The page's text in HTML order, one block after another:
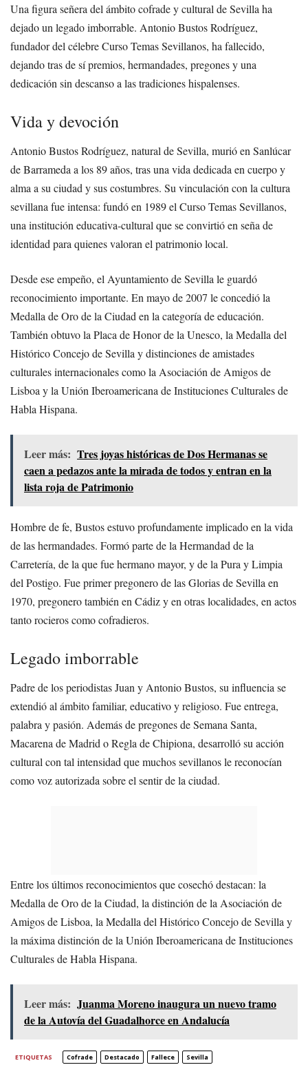
Una figura señera del ámbito cofrade y cultural de Sevilla ha
dejado un legado imborrable. Antonio Bustos Rodríguez,
fundador del célebre Curso Temas Sevillanos, ha fallecido,
dejando tras de sí premios, hermandades, pregones y una
dedicación sin descanso a las tradiciones hispalenses.
Vida y devoción
Antonio Bustos Rodríguez, natural de Sevilla, murió en Sanlúcar
de Barrameda a los 89 años, tras una vida dedicada en cuerpo y
alma a su ciudad y sus costumbres. Su vinculación con la cultura
sevillana fue intensa: fundó en 1989 el Curso Temas Sevillanos,
una institución educativa-cultural que se convirtió en seña de
identidad para quienes valoran el patrimonio local.
Desde ese empeño, el Ayuntamiento de Sevilla le guardó
reconocimiento importante. En mayo de 2007 le concedió la
Medalla de Oro de la Ciudad en la categoría de educación.
También obtuvo la Placa de Honor de la Unesco, la Medalla del
Histórico Concejo de Sevilla y distinciones de amistades
culturales internacionales como la Asociación de Amigos de
Lisboa y la Unión Iberoamericana de Instituciones Culturales de
Habla Hispana.
Leer más: Tres joyas históricas de Dos Hermanas se
caen a pedazos ante la mirada de todos y entran en la
lista roja de Patrimonio
Hombre de fe, Bustos estuvo profundamente implicado en la vida
de las hermandades. Formó parte de la Hermandad de la
Carretería, de la que fue hermano mayor, y de la Pura y Limpia
del Postigo. Fue primer pregonero de las Glorias de Sevilla en
1970, pregonero también en Cádiz y en otras localidades, en actos
tanto rocieros como cofradieros.
Legado imborrable
Padre de los periodistas Juan y Antonio Bustos, su influencia se
extendió al ámbito familiar, educativo y religioso. Fue entrega,
palabra y pasión. Además de pregones de Semana Santa,
Macarena de Madrid o Regla de Chipiona, desarrolló su acción
cultural con tal intensidad que muchos sevillanos le reconocían
como voz autorizada sobre el sentir de la ciudad.
Entre los últimos reconocimientos que cosechó destacan: la
Medalla de Oro de la Ciudad, la distinción de la Asociación de
Amigos de Lisboa, la Medalla del Histórico Concejo de Sevilla y
la máxima distinción de la Unión Iberoamericana de Instituciones
Culturales de Habla Hispana.
Leer más: Juanma Moreno inaugura un nuevo tramo
de la Autovía del Guadalhorce en Andalucía
ETIQUETAS Cofrade Destacado Fallece Sevilla